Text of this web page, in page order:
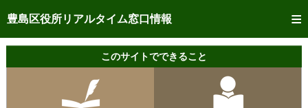
豊島区役所リアルタイム窓口情報
トップページへ
ご利用方法
このサイトでできること